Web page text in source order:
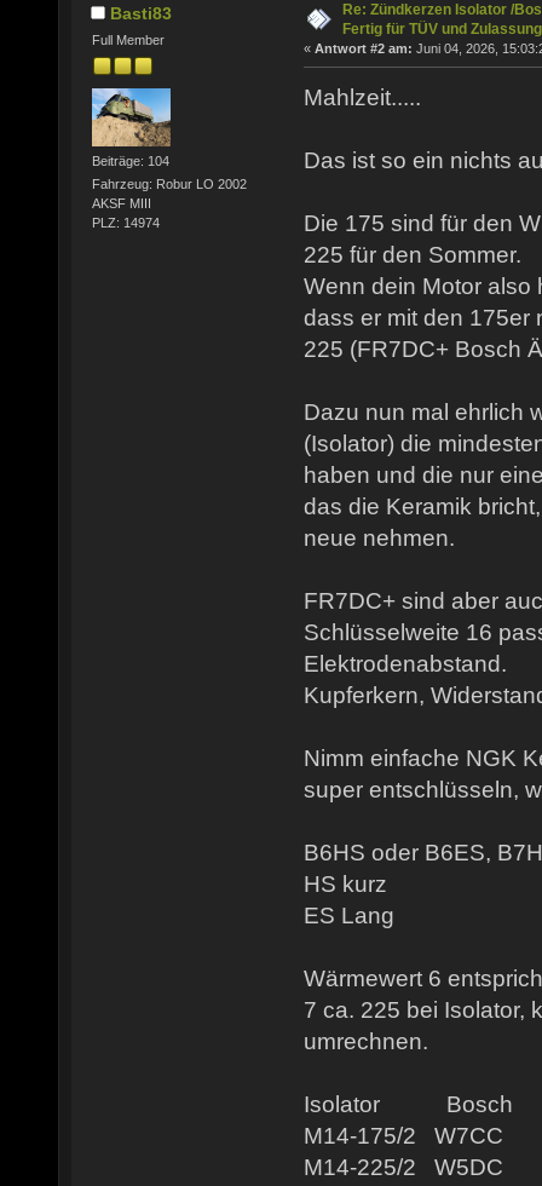
Basti83
Full Member
Beiträge: 104
Fahrzeug: Robur LO 2002
AKSF MIII
PLZ: 14974
Re: Zündkerzen Isolator /
Fertig für TÜV und Zulassung
« Antwort #2 am: Juni 04, 2026,
Mahlzeit.....
Das ist so ein nichts
Die 175 sind für den
225 für den Sommer.
Wenn dein Motor also
dass er mit den 175er
225 (FR7DC+ Bosch
Dazu nun mal ehrlich
(Isolator) die
haben und die nur
das die Keramik
neue nehmen.
FR7DC+ sind aber
Schlüsselweite 16
Elektrodenabstand.
Kupferkern,
Nimm einfache NGK
super entschlüsseln,
B6HS oder B6ES,
HS kurz
ES Lang
Wärmewert 6
7 ca. 225 bei Isolator,
umrechnen.
Isolator
M14-175/2
M14-225/2